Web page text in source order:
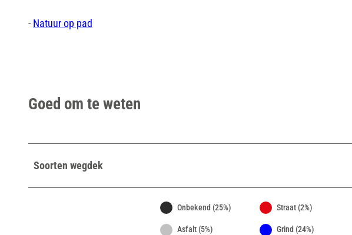
- Natuur op pad
Goed om te weten
Soorten wegdek
Onbekend (25%) Straat (2%)
Asfalt (5%) Grind (24%)